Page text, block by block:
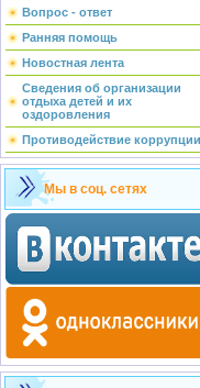
Вопрос - ответ
Ранняя помощь
Новостная лента
Сведения об организации
отдыха детей и их
оздоровления
Противодействие коррупции
Мы в соц. сетях